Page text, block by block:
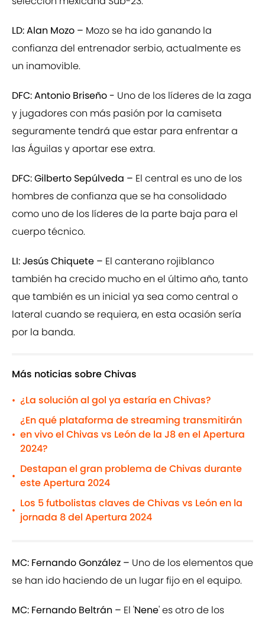
LD: Alan Mozo – Mozo se ha ido ganando la
confianza del entrenador serbio, actualmente es
un inamovible.
DFC: Antonio Briseño - Uno de los líderes de la zaga
y jugadores con más pasión por la camiseta
seguramente tendrá que estar para enfrentar a
las Águilas y aportar ese extra.
DFC: Gilberto Sepúlveda – El central es uno de los
hombres de confianza que se ha consolidado
como uno de los líderes de la parte baja para el
cuerpo técnico.
LI: Jesús Chiquete – El canterano rojiblanco
también ha crecido mucho en el último año, tanto
que también es un inicial ya sea como central o
lateral cuando se requiera, en esta ocasión sería
por la banda.
Más noticias sobre Chivas
• ¿La solución al gol ya estaría en Chivas?
•
¿En qué plataforma de streaming transmitirán
en vivo el Chivas vs León de la J8 en el Apertura
2024?
•
Destapan el gran problema de Chivas durante
este Apertura 2024
•
Los 5 futbolistas claves de Chivas vs León en la
jornada 8 del Apertura 2024
MC: Fernando González – Uno de los elementos que
se han ido haciendo de un lugar fijo en el equipo.
MC: Fernando Beltrán – El 'Nene' es otro de los